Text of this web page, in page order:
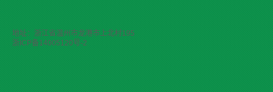
地址：浙江省温州市龙港市上北村195
浙ICP备14005120号-2